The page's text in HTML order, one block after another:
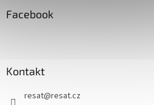
Facebook
Kontakt
resat@resat.cz